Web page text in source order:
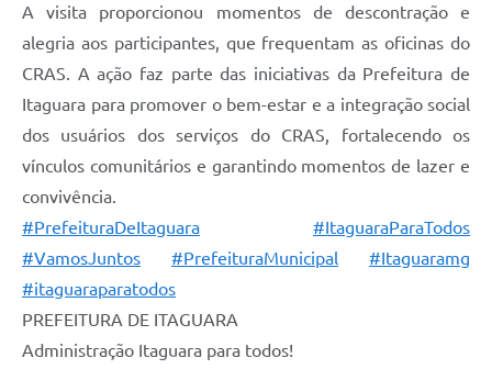
A visita proporcionou momentos de descontração e
alegria aos participantes, que frequentam as oficinas do
CRAS. A ação faz parte das iniciativas da Prefeitura de
Itaguara para promover o bem-estar e a integração social
dos usuários dos serviços do CRAS, fortalecendo os
vínculos comunitários e garantindo momentos de lazer e
convivência.
#PrefeituraDeItaguara
#ItaguaraParaTodos
#VamosJuntos
#PrefeituraMunicipal
#Itaguaramg
#itaguaraparatodos
PREFEITURA DE ITAGUARA⠀
Administração Itaguara para todos!